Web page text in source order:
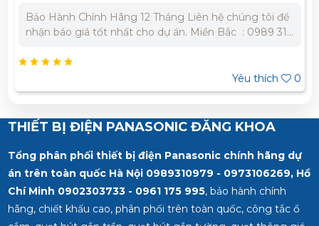
Bảo Hành Chính Hãng 12 Tháng Liên hệ chúng tôi để
nhận báo giá tốt nhất cho dự án. Miền Bắc : 0989 310
332 980
Yêu thích
0
THIẾT BỊ ĐIỆN PANASONIC ĐĂNG KHOA
Tổng phân phối thiết bị điện Panasonic chính hãng dự
án trên toàn quốc Hà Nội 0989310979 - 0973106269, Hồ
Chí Minh 0902303733 - 0961 175 995, bảo hành chính
hãng, chiết khấu cao, phân phối trên toàn quốc, công tắc ổ